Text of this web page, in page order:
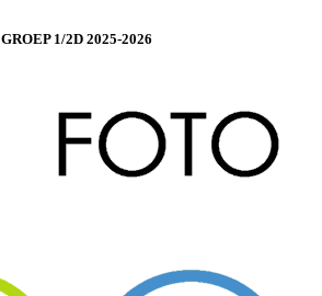
GROEP 1/2D 2025-2026